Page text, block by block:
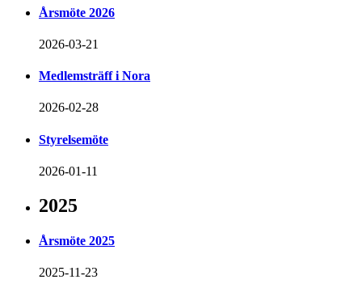
Årsmöte 2026
2026-03-21
Medlemsträff i Nora
2026-02-28
Styrelsemöte
2026-01-11
2025
Årsmöte 2025
2025-11-23